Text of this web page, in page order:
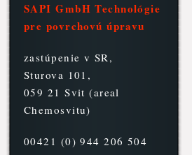
SAPI GmbH Technológie
pre povrchovú úpravu
zastúpenie v SR,
Sturova 101,
059 21 Svit (areal
Chemosvitu)
00421 (0) 944 206 504